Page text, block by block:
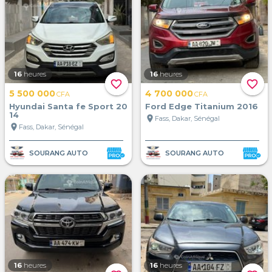
favorite_border
16 heures
5 500 000CFA
Hyundai Santa fe Sport 20
14
location_on Fass, Dakar, Sénégal
SOURANG AUTO
favorite_border
16 heures
4 700 000CFA
Ford Edge Titanium 2016
location_on Fass, Dakar, Sénégal
SOURANG AUTO
16 heures 16 heures